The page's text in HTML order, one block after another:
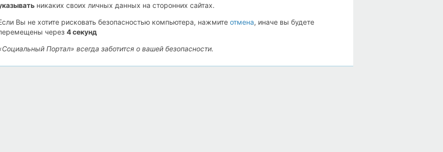
никаких своих личных данных на сторонних сайтах.
Вы не хотите рисковать безопасностью компьютера, нажмите отмена, иначе вы будете
через 4секунд
Портал» всегда заботится о вашей безопасности.